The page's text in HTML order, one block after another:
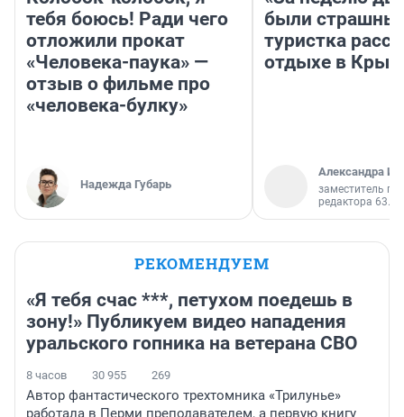
тебя боюсь! Ради чего
отложили прокат
«Человека-паука» —
отзыв о фильме про
«человека-булку»
Надежда Губарь
были
туристка
отдыхе в
Александра
заместитель
редактора 63.RU
РЕКОМЕНДУЕМ
«Я тебя счас ***, петухом поедешь в
зону!» Публикуем видео нападения
уральского гопника на ветерана СВО
8 часов 30 955 269
Автор фантастического трехтомника «Трилунье»
работала в Перми преподавателем, а первую книгу